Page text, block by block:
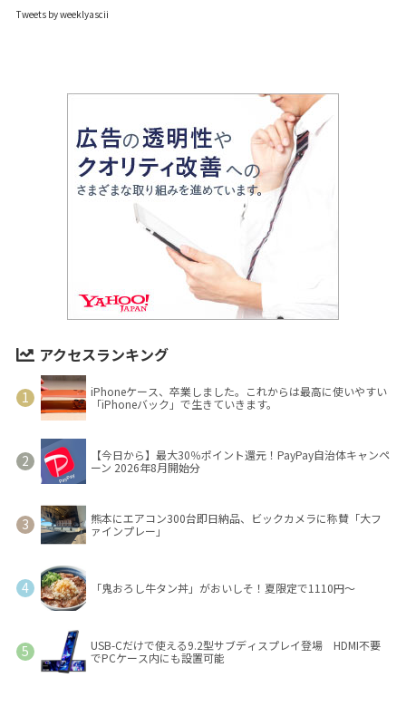
Tweets by weeklyascii
アクセスランキング
iPhoneケース、卒業しました。これからは最高に使いやすい
「iPhoneバック」で生きていきます。
【今日から】最大30％ポイント還元！PayPay自治体キャンペ
ーン 2026年8月開始分
熊本にエアコン300台即日納品、ビックカメラに称賛「大フ
ァインプレー」
「鬼おろし牛タン丼」がおいしそ！夏限定で1110円～
USB-Cだけで使える9.2型サブディスプレイ登場 HDMI不要
でPCケース内にも設置可能